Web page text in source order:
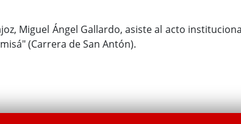
Miguel Ángel Gallardo, asiste al acto
(Carrera de San Antón).